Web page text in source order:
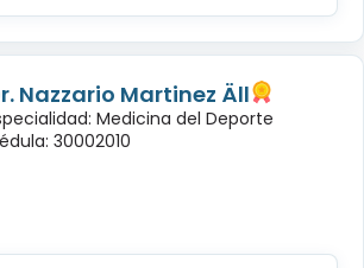
Nazzario Martinez Äll
Medicina del Deporte
30002010